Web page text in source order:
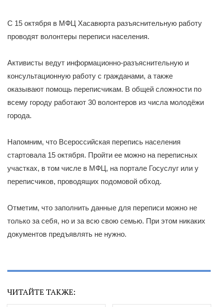
С 15 октября в МФЦ Хасавюрта разъяснительную работу
проводят волонтеры переписи населения.
Активисты ведут информационно-разъяснительную и
консультационную работу с гражданами, а также
оказывают помощь переписчикам. В общей сложности по
всему городу работают 30 волонтеров из числа молодёжи
города.
Напомним, что Всероссийская перепись населения
стартовала 15 октября. Пройти ее можно на переписных
участках, в том числе в МФЦ, на портале Госуслуг или у
переписчиков, проводящих подомовой обход.
Отметим, что заполнить данные для переписи можно не
только за себя, но и за всю свою семью. При этом никаких
документов предъявлять не нужно.
ЧИТАЙТЕ ТАКЖЕ: